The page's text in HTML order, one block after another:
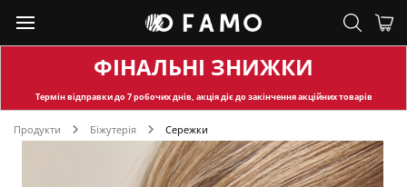
ФІНАЛЬНІ ЗНИЖКИ
Термін відправкидо 7 робочих днів, акція діє до закінчення акційних товарів
Продукти Біжутерія Сережки